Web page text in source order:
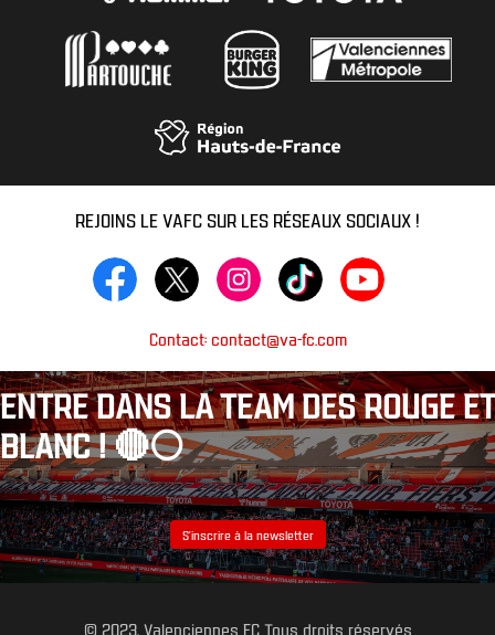
REJOINS LE VAFC SUR LES RÉSEAUX SOCIAUX !
Contact: contact@va-fc.com
ENTRE DANS LA TEAM DES ROUGE ET
BLANC ! 🔴⚪️
S’inscrire à la newsletter
© 2023, Valenciennes FC Tous droits réservés